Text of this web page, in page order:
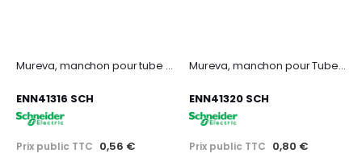
Mureva, manchon pour tube 3321 - Gris - Ø16 mm
ENN41316 SCH
Prix public TTC 0,56 €
Mureva, manchon pour Tube 3321 - Gris - Ø20 mm
ENN41320 SCH
Prix public TTC 0,80 €